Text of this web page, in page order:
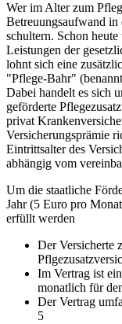
Wer im Alter zum
Betreuungsaufwand in
schultern. Schon
Leistungen der
lohnt sich eine
"Pflege-Bahr"
Dabei handelt es sich
geförderte
privat
Versicherungsprämie
Eintrittsalter des
abhängig vom
Um die staatliche
Jahr (5 Euro pro
erfüllt werden
Der Versicherte
Im Vertrag ist
monatlich für
Der Vertrag
5